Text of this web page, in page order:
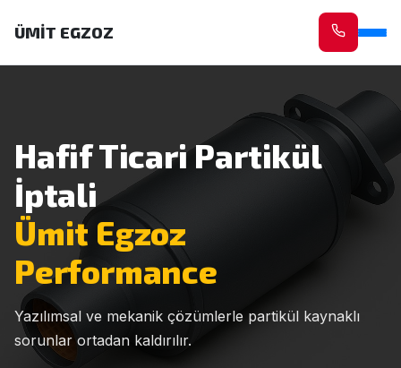
ÜMİT EGZOZ
Hafif Ticari Partikül
İptali
Ümit Egzoz
Performance
Yazılımsal ve mekanik çözümlerle partikül kaynaklı
sorunlar ortadan kaldırılır.